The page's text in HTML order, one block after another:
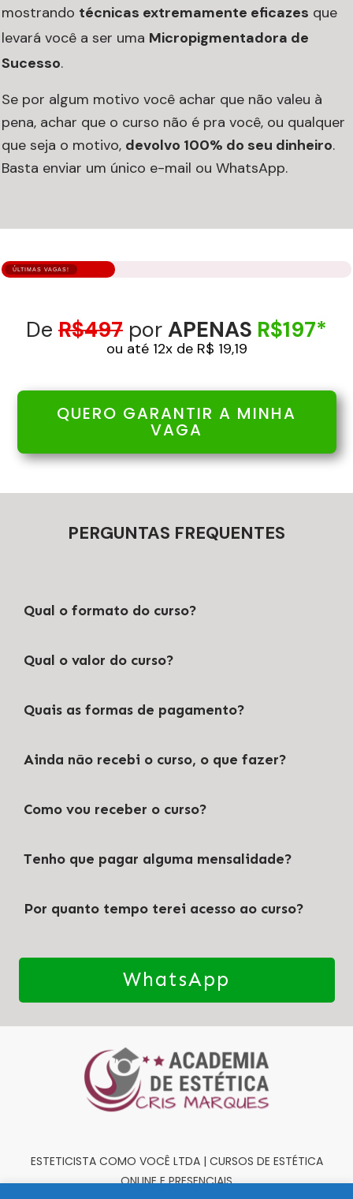
mostrando técnicas extremamente eficazes que
levará você a ser uma Micropigmentadora de
Sucesso.
Se por algum motivo você achar que não valeu à
pena, achar que o curso não é pra você, ou qualquer
que seja o motivo, devolvo 100% do seu dinheiro.
Basta enviar um único e-mail ou WhatsApp.
ÚLTIMAS VAGAS!
De R$497 por APENAS R$197*
ou até 12x de R$ 19,19
QUERO GARANTIR A MINHA
VAGA
PERGUNTAS FREQUENTES
Qual o formato do curso?
Qual o valor do curso?
Quais as formas de pagamento?
Ainda não recebi o curso, o que fazer?
Como vou receber o curso?
Tenho que pagar alguma mensalidade?
Por quanto tempo terei acesso ao curso?
WhatsApp
ESTETICISTA COMO VOCÊ LTDA | CURSOS DE ESTÉTICA
ONLINE E PRESENCIAIS